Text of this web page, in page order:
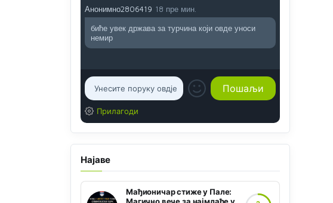
Анонимно2806419 18 пре мин.
биће увек држава за турчина који овде уноси
немир
Прилагоди
Најаве
Мађионичар стиже у Пале: